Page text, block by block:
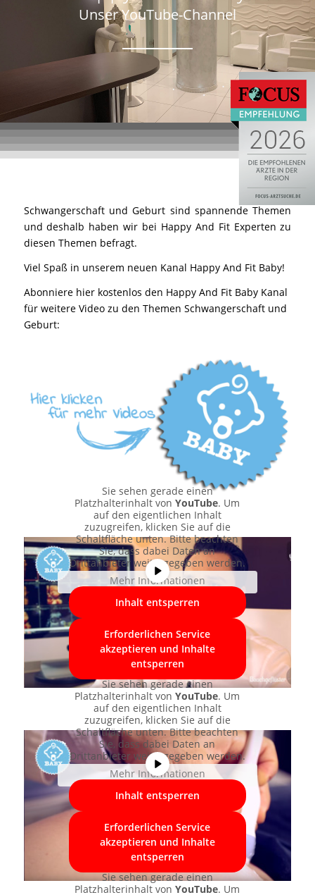
Unser YouTube-Channel
Schwangerschaft und Geburt sind spannende Themen
und deshalb haben wir bei Happy And Fit Experten zu
diesen Themen befragt.
Viel Spaß in unserem neuen Kanal Happy And Fit Baby!
Abonniere hier kostenlos den Happy And Fit Baby Kanal
für weitere Video zu den Themen Schwangerschaft und
Geburt:
Sie sehen gerade einen
Platzhalterinhalt vonYouTube. Um
auf den eigentlichen Inhalt
zuzugreifen, klicken Sie auf die
Schaltfläche unten. Bitte beachten
Sie, dass dabei Daten an
Drittanbieter weitergegeben werden.
Mehr Informationen
Inhalt entsperren
Erforderlichen Service
akzeptieren und Inhalte
entsperren
Sie sehen gerade einen
Platzhalterinhalt vonYouTube. Um
auf den eigentlichen Inhalt
zuzugreifen, klicken Sie auf die
Schaltfläche unten. Bitte beachten
Sie, dass dabei Daten an
Drittanbieter weitergegeben werden.
Mehr Informationen
Inhalt entsperren
Erforderlichen Service
akzeptieren und Inhalte
entsperren
Sie sehen gerade einen
Platzhalterinhalt vonYouTube. Um